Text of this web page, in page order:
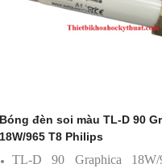
Bóng đèn soi màu TL-D 90
18W/965 T8 Philips
TL-D 90 Graphica